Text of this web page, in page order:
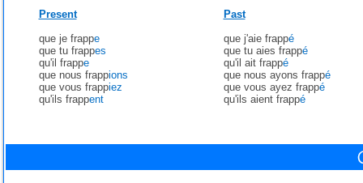
Present
que je frappe
que tu frappes
qu'il frappe
que nous frappions
que vous frappiez
qu'ils frappent
Past
que j'aie frappé
que tu aies frappé
qu'il ait frappé
que nous ayons frappé
que vous ayez frappé
qu'ils aient frappé